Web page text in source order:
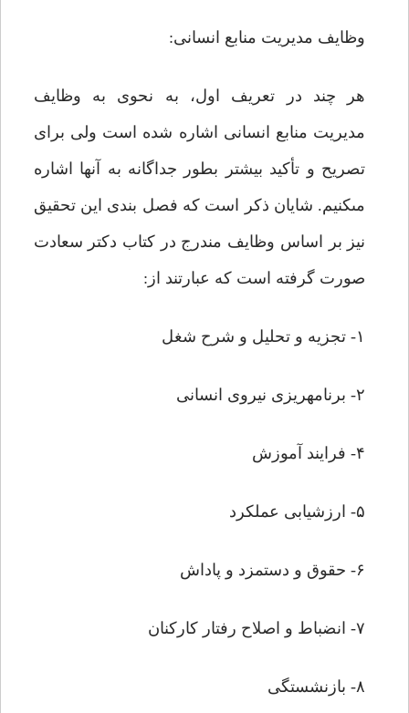
وظایف مدیریت منابع انسانى:
هر چند در تعریف اول، به نحوى به وظایف
مدیریت منابع انسانى اشاره شده است ولى براى
تصریح و تأکید بیشتر بطور جداگانه به آنها اشاره
مى‏کنیم. شایان ذکر است که فصل بندى این تحقیق
نیز بر اساس وظایف مندرج در کتاب دکتر سعادت
صورت گرفته است که عبارتند از:
۱- تجزیه و تحلیل و شرح شغل
۲- برنامه‏ریزى نیروى انسانى
۴- فرایند آموزش
۵- ارزشیابى عملکرد
۶- حقوق و دستمزد و پاداش
۷- انضباط و اصلاح رفتار کارکنان
۸- بازنشستگى